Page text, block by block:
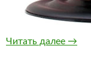
Читать далее →